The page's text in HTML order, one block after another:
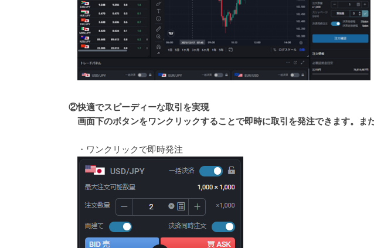
②快適でスピーディーな取引を実現
画面下のボタンをワンクリックすることで即時に取引を発注できます。ま
・ワンクリックで即時発注